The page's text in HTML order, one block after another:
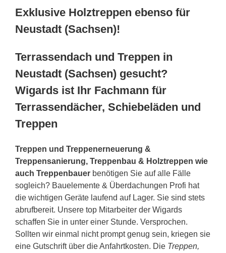
Exklusive Holztreppen ebenso für
Neustadt (Sachsen)!
Terrassendach und Treppen in
Neustadt (Sachsen) gesucht?
Wigards ist Ihr Fachmann für
Terrassendächer, Schiebeläden und
Treppen
Treppen und Treppenerneuerung &
Treppensanierung, Treppenbau & Holztreppen wie
auch Treppenbauer benötigen Sie auf alle Fälle
sogleich? Bauelemente & Überdachungen Profi hat
die wichtigen Geräte laufend auf Lager. Sie sind stets
abrufbereit. Unsere top Mitarbeiter der Wigards
schaffen Sie in unter einer Stunde. Versprochen.
Sollten wir einmal nicht prompt genug sein, kriegen sie
eine Gutschrift über die Anfahrtkosten. Die Treppen,